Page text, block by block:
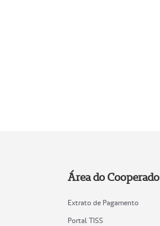
Área do Cooperado
Extrato de Pagamento
Portal TISS